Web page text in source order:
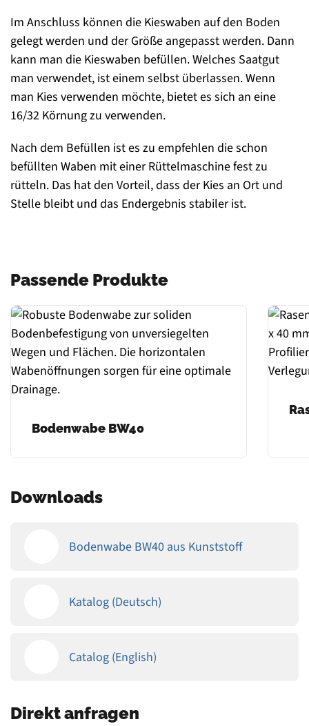
Im Anschluss können die Kieswaben auf den Boden
gelegt werden und der Größe angepasst werden. Dann
kann man die Kieswaben befüllen. Welches Saatgut
man verwendet, ist einem selbst überlassen. Wenn
man Kies verwenden möchte, bietet es sich an eine
16/32 Körnung zu verwenden.
Nach dem Befüllen ist es zu empfehlen die schon
befüllten Waben mit einer Rüttelmaschine fest zu
rütteln. Das hat den Vorteil, dass der Kies an Ort und
Stelle bleibt und das Endergebnis stabiler ist.
Passende Produkte
Bodenwabe BW40
Downloads
Bodenwabe BW40 aus Kunststoff
Katalog (Deutsch)
Catalog (English)
Direkt anfragen